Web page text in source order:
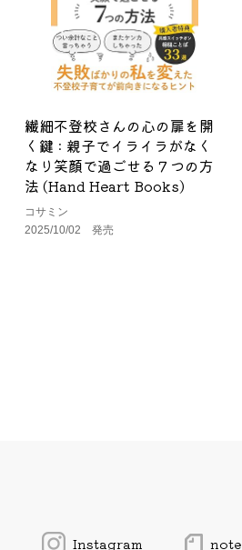
繊細不登校さんの心の扉を開
く鍵 : 親子でイライラがなく
なり笑顔で過ごせる７つの方
法 (Hand Heart Books)
コサミン
2025/10/02 発売
Instagram note